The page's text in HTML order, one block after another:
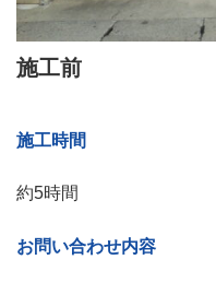
施工前
施工時間
約5時間
お問い合わせ内容